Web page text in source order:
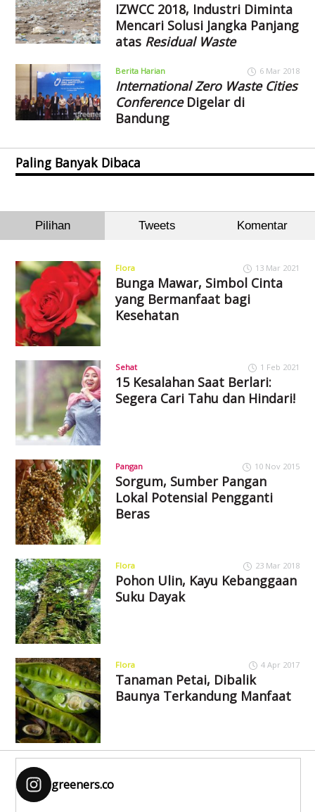
IZWCC 2018, Industri Diminta
Mencari Solusi Jangka Panjang
atas Residual Waste
Berita Harian 6 Mar 2018
International Zero Waste Cities
ConferenceDigelar di
Bandung
Paling Banyak Dibaca
Pilihan Tweets Komentar
Flora 13 Mar 2021
Bunga Mawar, Simbol Cinta
yang Bermanfaat bagi
Kesehatan
Sehat 1 Feb 2021
15 Kesalahan Saat Berlari:
Segera Cari Tahu dan Hindari!
Pangan 10 Nov 2015
Sorgum, Sumber Pangan
Lokal Potensial Pengganti
Beras
Flora 23 Mar 2018
Pohon Ulin, Kayu Kebanggaan
Suku Dayak
Flora 4 Apr 2017
Tanaman Petai, Dibalik
Baunya Terkandung Manfaat
greeners.co